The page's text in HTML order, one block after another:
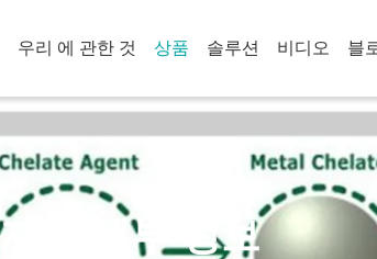
우리 에 관한 것 상품 솔루션 비디오 블
제품 세부 정보